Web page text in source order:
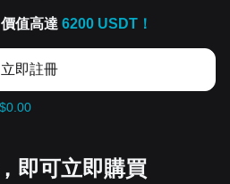
值高達 6200 USDT！
立即註冊
$0.00
即可立即購買